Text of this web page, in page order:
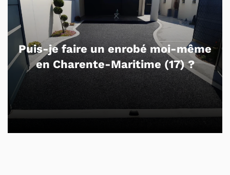
Puis-je faire un enrobé moi-même
en Charente-Maritime (17) ?